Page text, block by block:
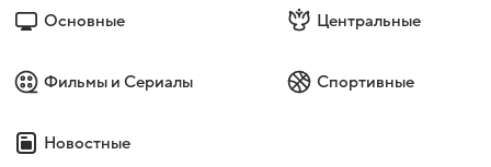
Основные Центральные
Фильмы и Сериалы Спортивные
Новостные